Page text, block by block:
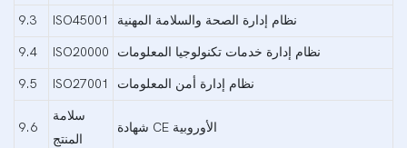
9.3 ISO45001 نظام إدارة الصحة والسلامة المهنية
9.4 ISO20000 نظام إدارة خدمات تكنولوجيا المعلومات
9.5 ISO27001 نظام إدارة أمن المعلومات
9.6
سلامة
المنتج
شهادة CE الأوروبية